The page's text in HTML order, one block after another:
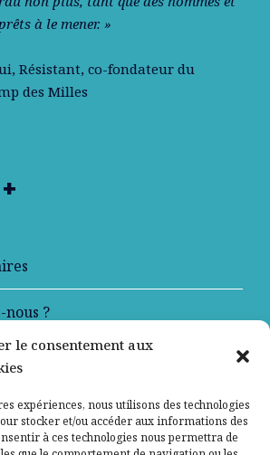
le consentement aux
expériences, nous utilisons des technologies
stocker et/ou accéder aux informations des
à ces technologies nous permettra de
à le mener. »
, Résistant, co-fondateur du
des Milles
nous ?
confidentialité